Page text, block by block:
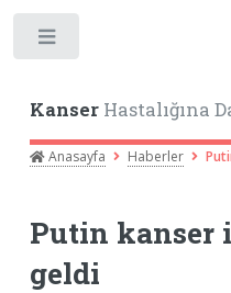
KanserHastalığına
Anasayfa Haberler
Putin kanser
geldi